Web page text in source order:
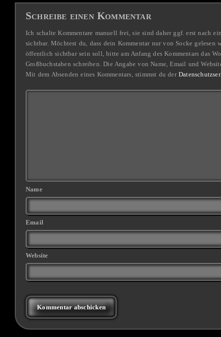
Schreibe einen Kommentar
Ich schalte Kommentare manuell frei, sie sind daher ggf. erst nach
sichtbar. Möchtest du, dass dein Kommentar nur von Socke gelesen
öffentlich sichtbar sein soll, bitte am Anfang des Kommentars das
Großbuchstaben schreiben. Die Angabe von Name, Email und
Mit dem Absenden eines Kommentars, stimmst du der
Name
Email
Website